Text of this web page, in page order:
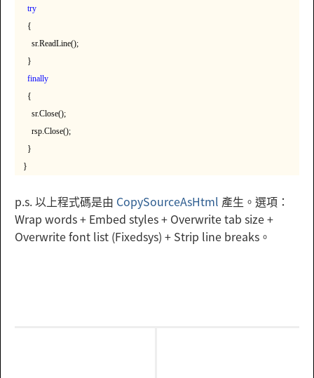
try
{
sr.ReadLine();
}
finally
{
sr.Close();
rsp.Close();
}
}
p.s. 以上程式碼是由 CopySourceAsHtml 產生。選項：
Wrap words + Embed styles + Overwrite tab size +
Overwrite font list (Fixedsys) + Strip line breaks。